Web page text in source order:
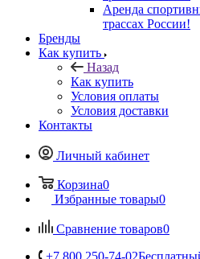
Аренда
трассах России!
Бренды
Как купить
Назад
Как купить
Условия оплаты
Условия доставки
Контакты
Личный кабинет
Корзина0
Избранные товары0
Сравнение товаров0
+7 800 250-74-02